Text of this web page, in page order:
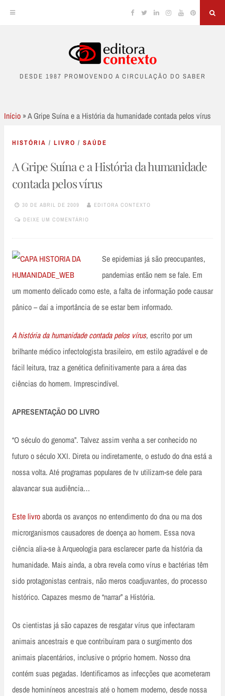
content
Facebook
TwitterLinkedinInstagram
YouTubePinterest
DESDE 1987 PROMOVENDO A CIRCULAÇÃO DO SABER
Início »A Gripe Suína e a História da humanidade contada pelos vírus
HISTÓRIA / LIVRO / SAÚDE
A Gripe Suína e a História da humanidade
contada pelos vírus
30 DE ABRIL DE 2009 EDITORA CONTEXTO
DEIXE UM COMENTÁRIO
Se epidemias já são preocupantes,
pandemias então nem se fale. Em
um momento delicado como este, a falta de informação pode causar
pânico – daí a importância de se estar bem informado.
A história da humanidade contada pelos vírus, escrito por um
brilhante médico infectologista brasileiro, em estilo agradável e de
fácil leitura, traz a genética definitivamente para a área das
ciências do homem. Imprescindível.
APRESENTAÇÃO DO LIVRO
“O século do genoma”. Talvez assim venha a ser conhecido no
futuro o século XXI. Direta ou indiretamente, o estudo do dna está a
nossa volta. Até programas populares de tv utilizam-se dele para
alavancar sua audiência…
Este livroaborda os avanços no entendimento do dna ou rna dos
microrganismos causadores de doença ao homem. Essa nova
ciência alia-se à Arqueologia para esclarecer parte da história da
humanidade. Mais ainda, a obra revela como vírus e bactérias têm
sido protagonistas centrais, não meros coadjuvantes, do processo
histórico. Capazes mesmo de “narrar” a História.
Os cientistas já são capazes de resgatar vírus que infectaram
animais ancestrais e que contribuíram para o surgimento dos
animais placentários, inclusive o próprio homem. Nosso dna
contém suas pegadas. Identificamos as infecções que acometeram
desde hominíneos ancestrais até o homem moderno, desde nossa